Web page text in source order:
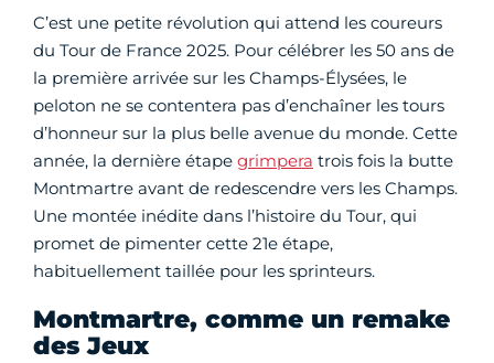
C’est une petite révolution qui attend les coureurs
du Tour de France 2025. Pour célébrer les 50 ans de
la première arrivée sur les Champs-Élysées, le
peloton ne se contentera pas d’enchaîner les tours
d’honneur sur la plus belle avenue du monde. Cette
année, la dernière étape grimpera trois fois la butte
Montmartre avant de redescendre vers les Champs.
Une montée inédite dans l’histoire du Tour, qui
promet de pimenter cette 21e étape,
habituellement taillée pour les sprinteurs.
Montmartre, comme un remake
des Jeux